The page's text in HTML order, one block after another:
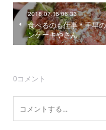
2018.07.16 06:33
食べるのも仕事＊千早
ンケーキやさん
0コメント